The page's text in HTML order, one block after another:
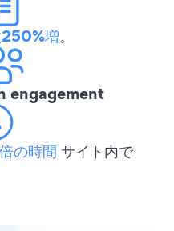
250%増。
engagement
の時間 サイト内で